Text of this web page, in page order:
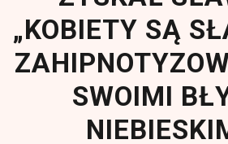
„KOBIETY SĄ
SWOIMI